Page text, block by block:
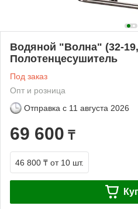
Водяной "Волна" (32-
Полотенцесушитель
Под заказ
Опт и розница
Отправка с 11 августа 2026
69 600 ₸
46 800 ₸ от 10 шт.